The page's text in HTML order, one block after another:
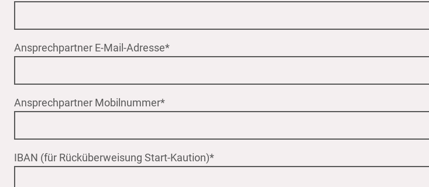
Ansprechpartner E-Mail-Adresse*
Ansprechpartner Mobilnummer*
IBAN (für Rücküberweisung Start-Kaution)*